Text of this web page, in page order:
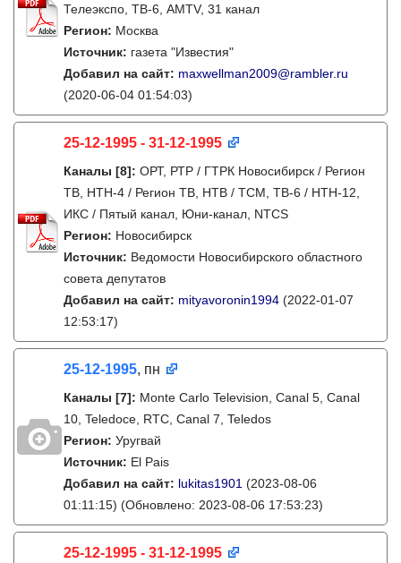
Телеэкспо, ТВ-6, AMTV, 31 канал
Регион: Москва
Источник: газета "Известия"
Добавил на сайт: maxwellman2009@rambler.ru
(2020-06-04 01:54:03)
25-12-1995 - 31-12-1995
Каналы [8]: ОРТ, РТР / ГТРК Новосибирск / Регион
ТВ, НТН-4 / Регион ТВ, НТВ / ТСМ, ТВ-6 / НТН-12,
ИКС / Пятый канал, Юни-канал, NTCS
Регион: Новосибирск
Источник: Ведомости Новосибирского областного
совета депутатов
Добавил на сайт: mityavoronin1994 (2022-01-07
12:53:17)
25-12-1995, пн
Каналы [7]: Monte Carlo Television, Canal 5, Canal
10, Teledoce, RTC, Canal 7, Teledos
Регион: Уругвай
Источник: El Pais
Добавил на сайт: lukitas1901 (2023-08-06
01:11:15) (Обновлено: 2023-08-06 17:53:23)
25-12-1995 - 31-12-1995